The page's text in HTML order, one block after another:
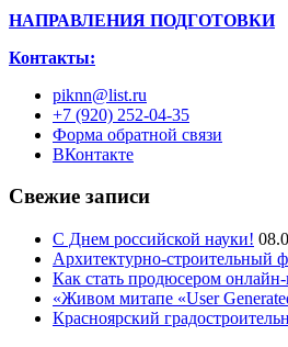
НАПРАВЛЕНИЯ ПОДГОТОВКИ
Контакты:
piknn@list.ru
+7 (920) 252-04-35
Форма обратной связи
ВКонтакте
Свежие записи
С Днем российской науки!
Архитектурно-строительный
Как стать продюсером онлайн-
«Живом митапе «User
Красноярский